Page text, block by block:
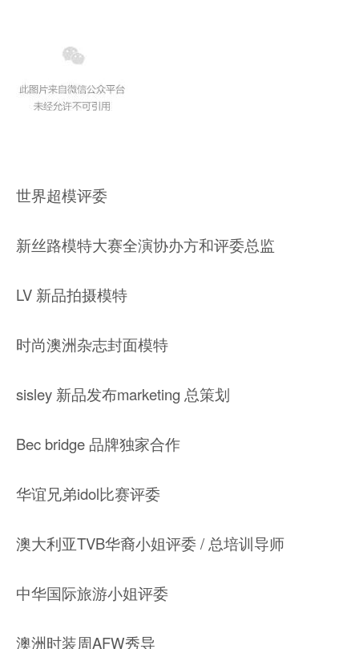
世界超模评委
新丝路模特大赛全演协办方和评委总监
LV 新品拍摄模特
时尚澳洲杂志封面模特
sisley 新品发布marketing 总策划
Bec bridge 品牌独家合作
华谊兄弟idol比赛评委
澳大利亚TVB华裔小姐评委 / 总培训导师
中华国际旅游小姐评委
澳洲时装周AFW秀导